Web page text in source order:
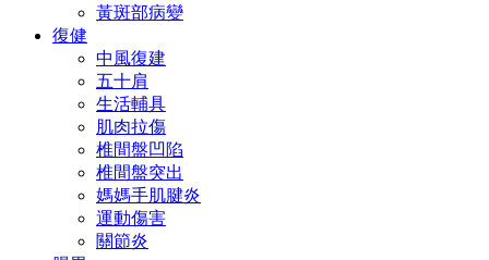
黃斑部病變
復健
中風復建
五十肩
生活輔具
肌肉拉傷
椎間盤凹陷
椎間盤突出
媽媽手肌腱炎
運動傷害
關節炎